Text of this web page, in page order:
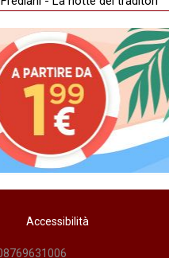
Vincitore del Premio
storici più noti
ora un romanzo ambientato...
Kingsley - Due cuori in affitto -
ALLA SERIE TV: SU
“DUE CUORI IN AFFITTO”,
KINGSLEY Dopo il successo del
per single”, “Due...
Kingsley, su Repubblica
Accessibilità